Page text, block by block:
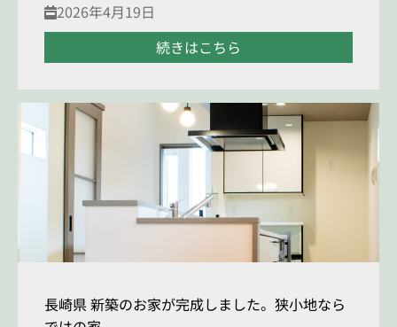
2026年4月19日
続きはこちら
長崎県 新築のお家が完成しました。狭小地なら